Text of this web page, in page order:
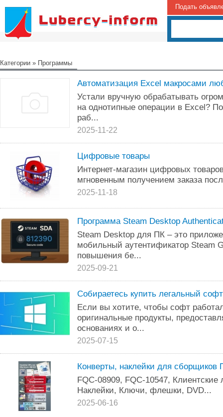
Подать
Категории » Программы
Автоматизация Excel макросами
Устали вручную обрабатывать
на однотипные операции в Excel?
раб...
2025-11-22
Цифровые товары
Интернет-магазин цифровых
мгновенным получением заказа
2025-11-18
Программа Steam Desktop
Steam Desktop для ПК – это
мобильный аутентификатор Steam
повышения бе...
2025-09-21
Собираетесь купить легальный софт
Если вы хотите, чтобы софт
оригинальные продукты,
основаниях и о...
2025-07-15
Конверты, наклейки для сборщиков
FQC-08909, FQC-10547,
Наклейки, Ключи, флешки, DVD...
2025-06-16